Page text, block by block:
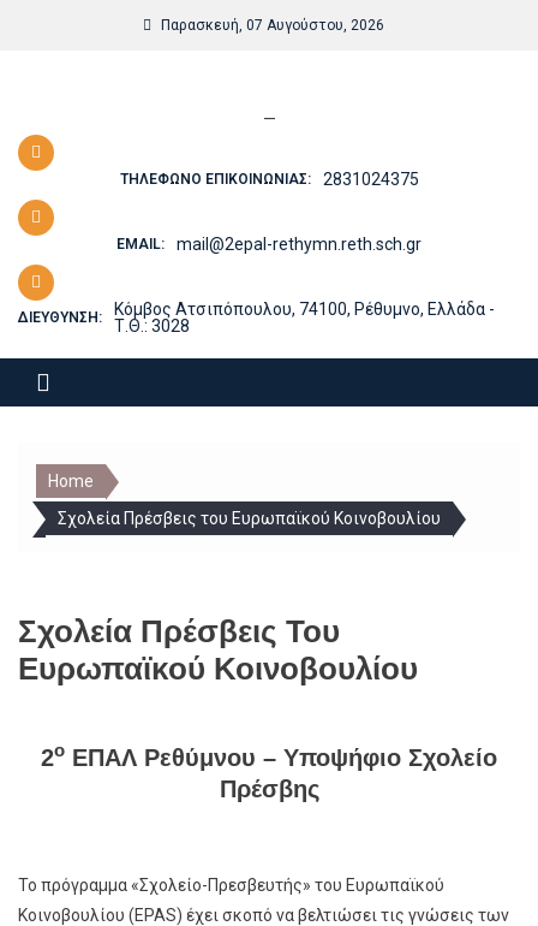
Παρασκευή, 07 Αυγούστου, 2026
—
ΤΗΛΈΦΩΝΟ ΕΠΙΚΟΙΝΩΝΊΑΣ: 2831024375
EMAIL: mail@2epal-rethymn.reth.sch.gr
ΔΙΕΎΘΥΝΣΗ:
Κόμβος Ατσιπόπουλου, 74100, Ρέθυμνο, Ελλάδα -
Τ.Θ.: 3028
Home
Σχολεία Πρέσβεις του Ευρωπαϊκού Κοινοβουλίου
Σχολεία Πρέσβεις Του
Ευρωπαϊκού Κοινοβουλίου
2ο ΕΠΑΛ Ρεθύμνου – Υποψήφιο Σχολείο
Πρέσβης
Το πρόγραμμα «Σχολείο-Πρεσβευτής» του Ευρωπαϊκού
Κοινοβουλίου (EPAS) έχει σκοπό να βελτιώσει τις γνώσεις των